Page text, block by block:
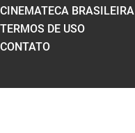
CINEMATECA BRASILEIRA
TERMOS DE USO
CONTATO